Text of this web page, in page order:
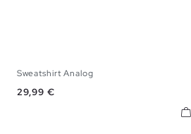
M
Sweatshirt Analog
Preço
29,99 €